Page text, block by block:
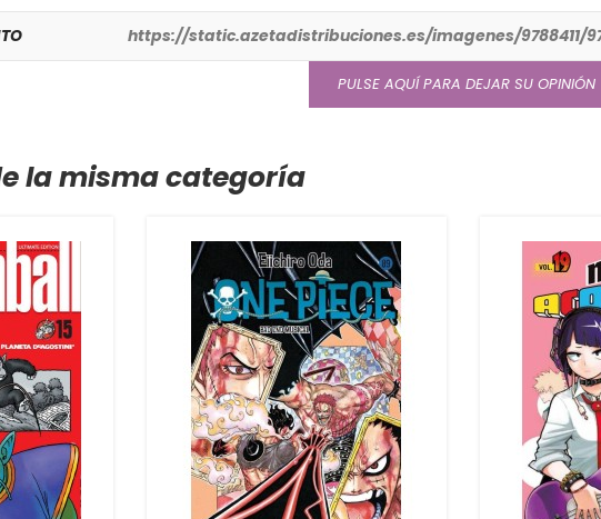
https://static.azetadistribuciones.es/imagenes/9788411/
PULSE AQUÍ PARA DEJAR SU OPINIÓN
la misma categoría